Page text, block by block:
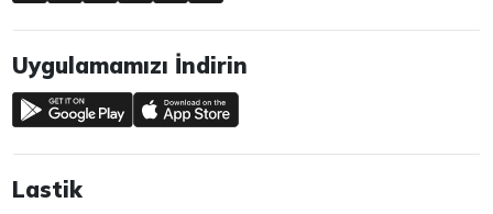
Uygulamamızı İndirin
Lastik